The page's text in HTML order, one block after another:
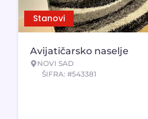
Stanovi
Avijatičarsko naselje
NOVI SAD
ŠIFRA: #543381